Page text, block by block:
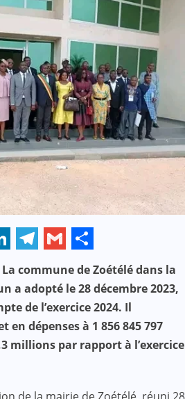
Telegram
Gmail
Share
La commune de Zoétélé dans la
a adopté le 28 décembre 2023,
de l’exercice 2024. Il
en dépenses à 1 856 845 797
millions par rapport à l’exercice
de la mairie de Zoétélé, réuni 28